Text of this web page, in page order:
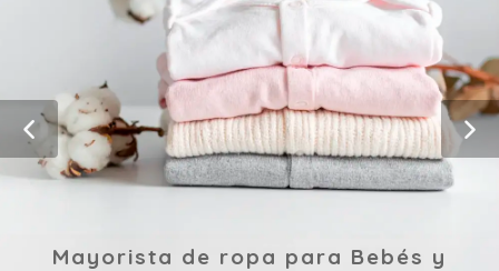
Mayorista de ropa para Bebés y